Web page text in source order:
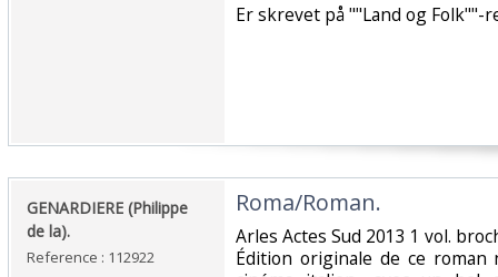
‎Er skrevet på ""Land og Folk""-
‎GENARDIERE (Philippe
de la).‎
Reference : 112922
‎Roma/Roman. ‎
‎Arles Actes Sud 2013 1 vol.
Édition originale de ce